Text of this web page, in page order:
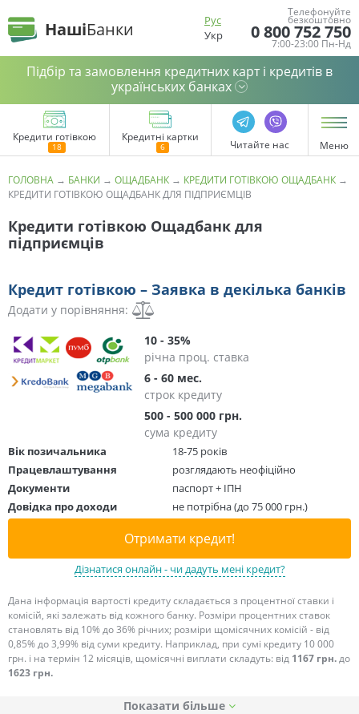
НашіБанки
Рус
Укр
Телефонуйте
безкоштовно
0 800 752 750
7:00-23:00 Пн-Нд
Підбір та замовлення кредитних карт і кредитів в
українських банках
Кредити готівкою Кредитні картки
Читайте нас Меню
ГОЛОВНА → БАНКИ → ОЩАДБАНК → КРЕДИТИ ГОТІВКОЮ ОЩАДБАНК →
КРЕДИТИ ГОТІВКОЮ ОЩАДБАНК ДЛЯ ПІДПРИЄМЦІВ
Кредити готівкою Ощадбанк для
підприємців
Кредит готівкою – Заявка в декілька банків
Додати у порівняння:
10 - 35%
річна проц. ставка
6 - 60 мес.
строк кредиту
500 - 500 000 грн.
сума кредиту
Вік позичальника
18-75 років
Працевлаштування
розглядають неофіційно
Документи
паспорт + ІПН
Довідка про доходи
не потрібна (до 75 000 грн.)
Отримати кредит!
Дізнатися онлайн - чи дадуть мені кредит?
Дана інформація вартості кредиту складається з процентної ставки і
комісій, які залежать від кожного банку. Розміри процентних ставок
становлять від 10% до 36% річних; розміри щомісячних комісій - від
0,85% до 3,99% від суми кредиту. Наприклад, при сумі кредиту 10 000
грн. і на термін 12 місяців, щомісячні виплати складуть: від 1167 грн.до
1623 грн.
Показати